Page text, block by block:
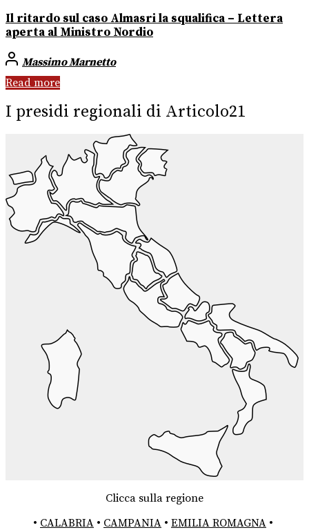
Il ritardo sul caso Almasri la squalifica – Lettera
aperta al Ministro Nordio
Massimo Marnetto
Read more
I presidi regionali di Articolo21
Clicca sulla regione
• CALABRIA • CAMPANIA • EMILIA ROMAGNA •